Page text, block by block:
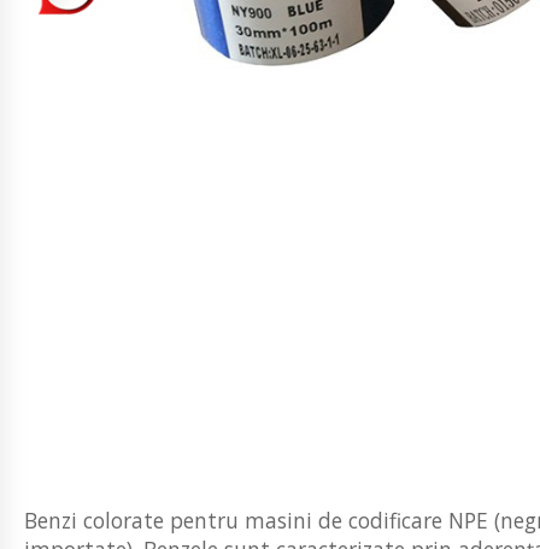
Benzi colorate pentru masini de codificare NPE